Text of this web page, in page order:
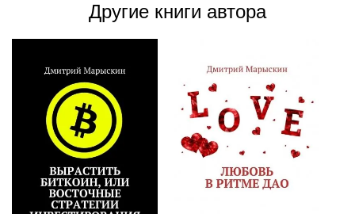
Другие книги автора